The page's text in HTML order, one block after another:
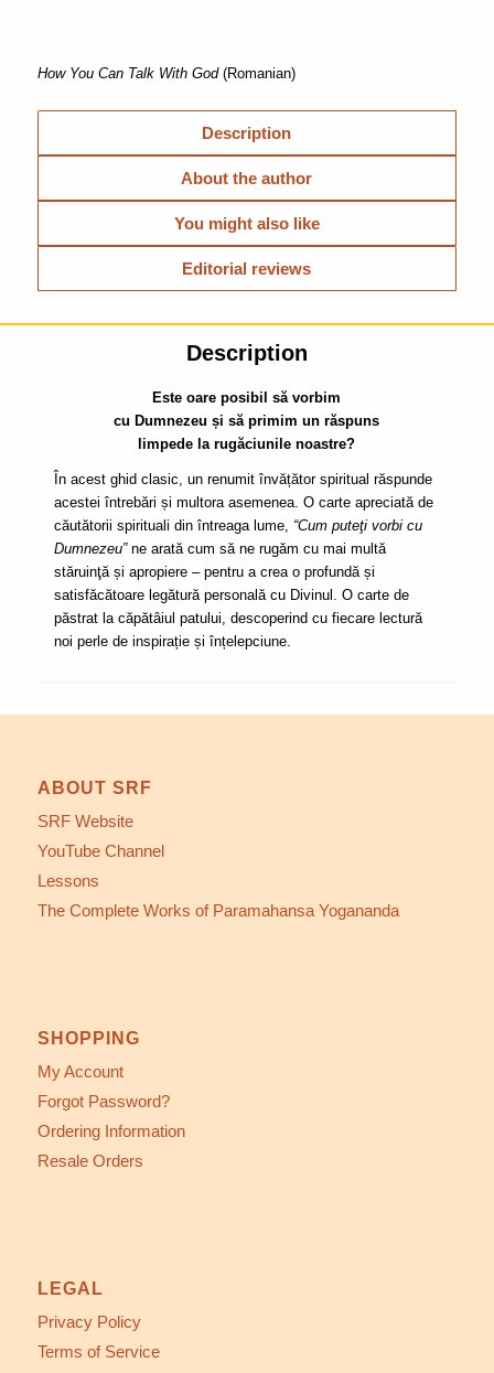
How You Can Talk With God(Romanian)
Description
About the author
You might also like
Editorial reviews
Description
Este oare posibil să vorbim
cu Dumnezeu și să primim un răspuns
limpede la rugăciunile noastre?
În acest ghid clasic, un renumit învățător spiritual răspunde
acestei întrebări și multora asemenea. O carte apreciată de
căutătorii spirituali din întreaga lume, “Cum puteţi vorbi cu
Dumnezeu”ne arată cum să ne rugăm cu mai multă
stăruinţă și apropiere – pentru a crea o profundă și
satisfăcătoare legătură personală cu Divinul. O carte de
păstrat la căpătâiul patului, descoperind cu fiecare lectură
noi perle de inspirație și înțelepciune.
ABOUT SRF
SRF Website
YouTube Channel
Lessons
The Complete Works of Paramahansa Yogananda
SHOPPING
My Account
Forgot Password?
Ordering Information
Resale Orders
LEGAL
Privacy Policy
Terms of Service